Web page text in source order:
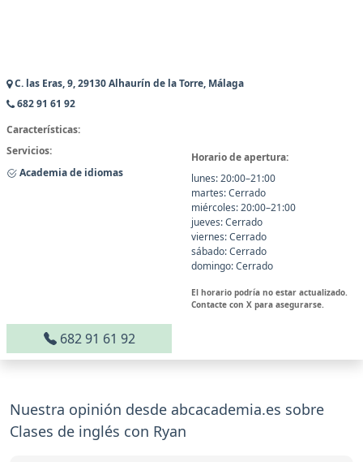
C. las Eras, 9, 29130 Alhaurín de la Torre, Málaga
682 91 61 92
Características:
Servicios:
Academia de idiomas
Horario de apertura:
lunes: 20:00–21:00
martes: Cerrado
miércoles: 20:00–21:00
jueves: Cerrado
viernes: Cerrado
sábado: Cerrado
domingo: Cerrado
El horario podría no estar actualizado.
Contacte con X para asegurarse.
682 91 61 92
Nuestra opinión desde abcacademia.es sobre
Clases de inglés con Ryan